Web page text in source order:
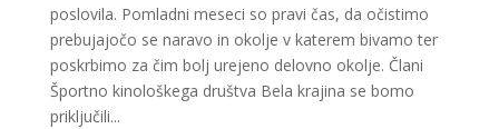
poslovila. Pomladni meseci so pravi čas, da očistimo
prebujajočo se naravo in okolje v katerem bivamo ter
poskrbimo za čim bolj urejeno delovno okolje. Člani
Športno kinološkega društva Bela krajina se bomo
priključili...